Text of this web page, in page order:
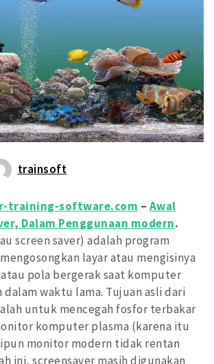
trainsoft
training-software.com – Awal
Dalam Penggunaan modern.
screen saver) adalah program
layar atau mengisinya
pola bergerak saat komputer
waktu lama. Tujuan asli dari
untuk mencegah fosfor terbakar
komputer plasma (karena itu
monitor modern tidak rentan
ini, screensaver masih digunakan